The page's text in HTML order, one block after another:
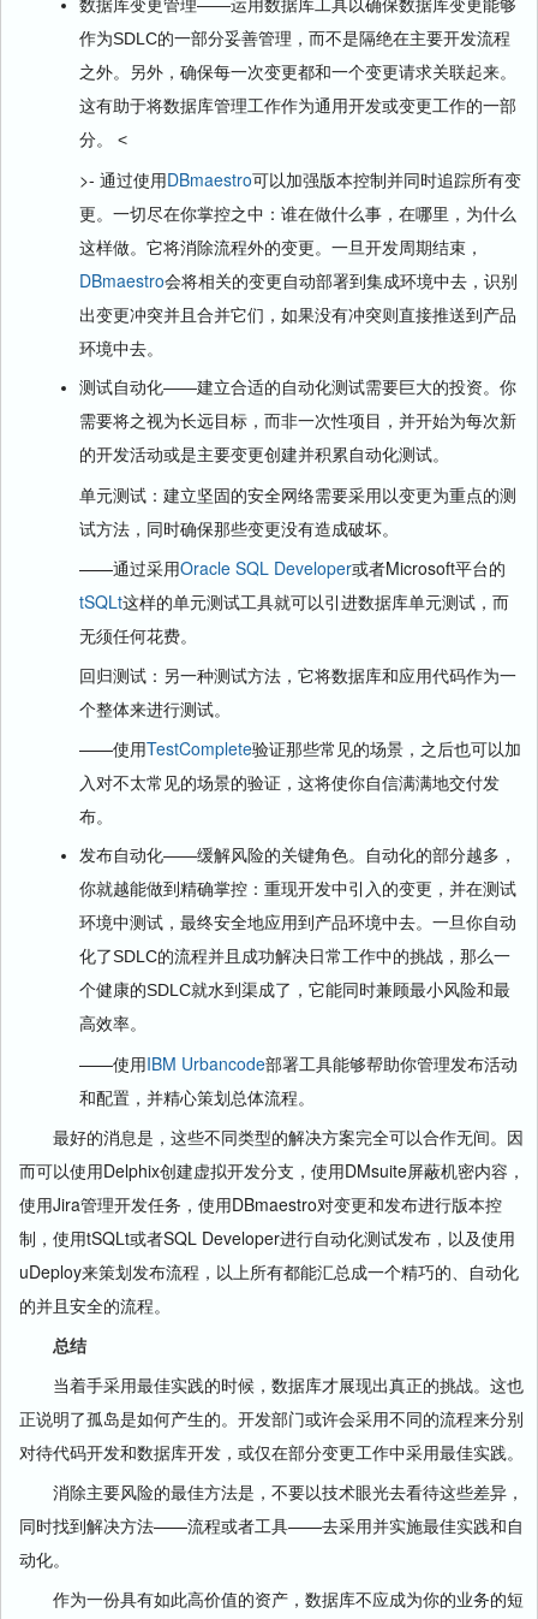
数据库变更管理——运用数据库工具以确保数据库变更能够
作为SDLC的一部分妥善管理，而不是隔绝在主要开发流程
之外。另外，确保每一次变更都和一个变更请求关联起来。
这有助于将数据库管理工作作为通用开发或变更工作的一部
分。 <
>- 通过使用DBmaestro可以加强版本控制并同时追踪所有变
更。一切尽在你掌控之中：谁在做什么事，在哪里，为什么
这样做。它将消除流程外的变更。一旦开发周期结束，
DBmaestro会将相关的变更自动部署到集成环境中去，识别
出变更冲突并且合并它们，如果没有冲突则直接推送到产品
环境中去。
测试自动化——建立合适的自动化测试需要巨大的投资。你
需要将之视为长远目标，而非一次性项目，并开始为每次新
的开发活动或是主要变更创建并积累自动化测试。
单元测试：建立坚固的安全网络需要采用以变更为重点的测
试方法，同时确保那些变更没有造成破坏。
——通过采用Oracle SQL Developer或者Microsoft平台的
tSQLt这样的单元测试工具就可以引进数据库单元测试，而
无须任何花费。
回归测试：另一种测试方法，它将数据库和应用代码作为一
个整体来进行测试。
——使用TestComplete验证那些常见的场景，之后也可以加
入对不太常见的场景的验证，这将使你自信满满地交付发
布。
发布自动化——缓解风险的关键角色。自动化的部分越多，
你就越能做到精确掌控：重现开发中引入的变更，并在测试
环境中测试，最终安全地应用到产品环境中去。一旦你自动
化了SDLC的流程并且成功解决日常工作中的挑战，那么一
个健康的SDLC就水到渠成了，它能同时兼顾最小风险和最
高效率。
——使用IBM Urbancode部署工具能够帮助你管理发布活动
和配置，并精心策划总体流程。
最好的消息是，这些不同类型的解决方案完全可以合作无间。因
而可以使用Delphix创建虚拟开发分支，使用DMsuite屏蔽机密内容，
使用Jira管理开发任务，使用DBmaestro对变更和发布进行版本控
制，使用tSQLt或者SQL Developer进行自动化测试发布，以及使用
uDeploy来策划发布流程，以上所有都能汇总成一个精巧的、自动化
的并且安全的流程。
总结
当着手采用最佳实践的时候，数据库才展现出真正的挑战。这也
正说明了孤岛是如何产生的。开发部门或许会采用不同的流程来分别
对待代码开发和数据库开发，或仅在部分变更工作中采用最佳实践。
消除主要风险的最佳方法是，不要以技术眼光去看待这些差异，
同时找到解决方法——流程或者工具——去采用并实施最佳实践和自
动化。
作为一份具有如此高价值的资产，数据库不应成为你的业务的短